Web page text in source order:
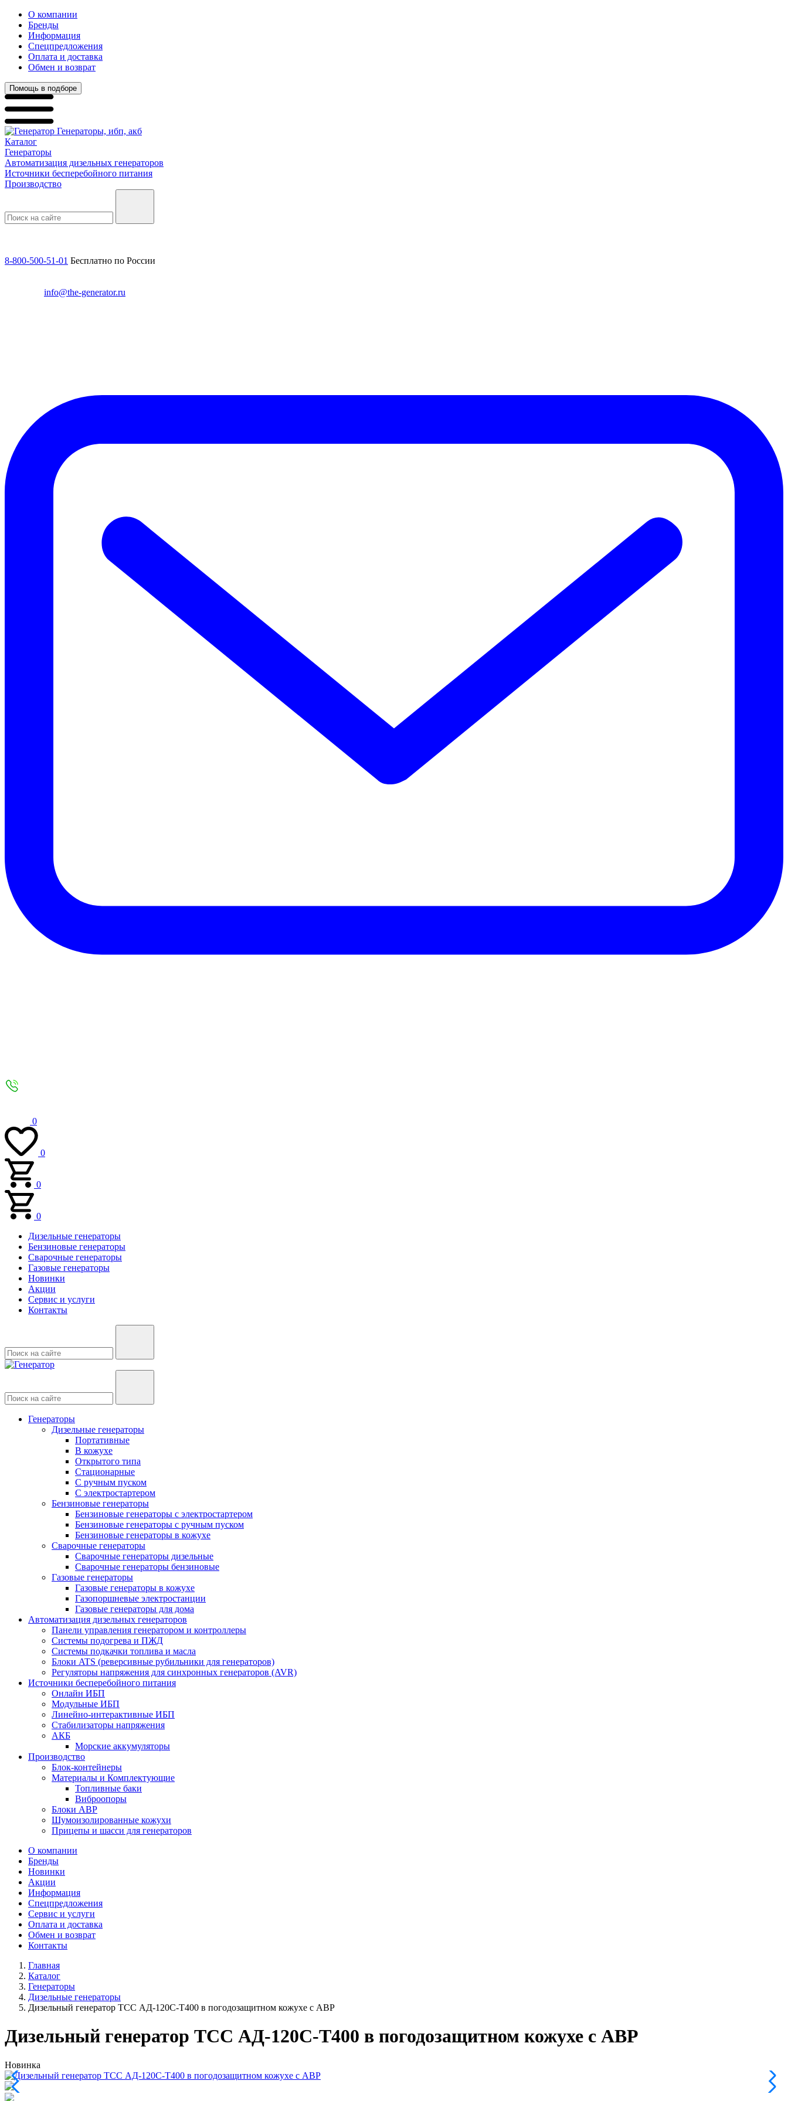
О компании
Бренды
Информация
Спецпредложения
Оплата и доставка
Обмен и возврат
Помощь в подборе
Генераторы, ибп, акб
Каталог
Генераторы
Автоматизация дизельных генераторов
Источники бесперебойного питания
Производство
8-800-500-51-01 Бесплатно по России
info@the-generator.ru
0
0
0
0
Дизельные генераторы
Бензиновые генераторы
Сварочные генераторы
Газовые генераторы
Новинки
Акции
Сервис и услуги
Контакты
Генераторы
Дизельные генераторы
Портативные
В кожухе
Открытого типа
Стационарные
С ручным пуском
С электростартером
Бензиновые генераторы
Бензиновые генераторы с электростартером
Бензиновые генераторы с ручным пуском
Бензиновые генераторы в кожухе
Сварочные генераторы
Сварочные генераторы дизельные
Сварочные генераторы бензиновые
Газовые генераторы
Газовые генераторы в кожухе
Газопоршневые электростанции
Газовые генераторы для дома
Автоматизация дизельных генераторов
Панели управления генератором и контроллеры
Системы подогрева и ПЖД
Системы подкачки топлива и масла
Блоки ATS (реверсивные рубильники для генераторов)
Регуляторы напряжения для синхронных генераторов (AVR)
Источники бесперебойного питания
Онлайн ИБП
Модульные ИБП
Линейно-интерактивные ИБП
Стабилизаторы напряжения
АКБ
Морские аккумуляторы
Производство
Блок-контейнеры
Материалы и Комплектующие
Топливные баки
Виброопоры
Блоки АВР
Шумоизолированные кожухи
Прицепы и шасси для генераторов
О компании
Бренды
Новинки
Акции
Информация
Спецпредложения
Сервис и услуги
Оплата и доставка
Обмен и возврат
Контакты
Главная
Каталог
Генераторы
Дизельные генераторы
Дизельный генератор ТСС АД-120С-Т400 в погодозащитном кожухе с АВР
Дизельный генератор ТСС АД-120С-Т400 в погодозащитном кожухе с АВР
Новинка